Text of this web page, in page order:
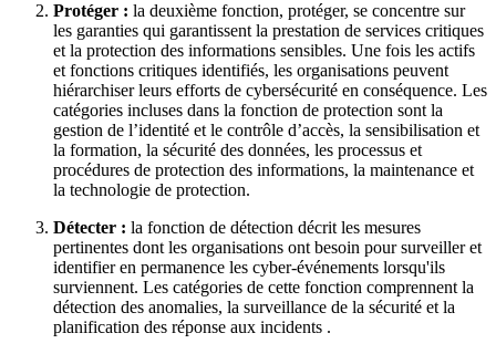
Protéger : la deuxième fonction, protéger, se concentre sur
les garanties qui garantissent la prestation de services critiques
et la protection des informations sensibles. Une fois les actifs
et fonctions critiques identifiés, les organisations peuvent
hiérarchiser leurs efforts de cybersécurité en conséquence. Les
catégories incluses dans la fonction de protection sont la
gestion de l’identité et le contrôle d’accès, la sensibilisation et
la formation, la sécurité des données, les processus et
procédures de protection des informations, la maintenance et
la technologie de protection.
Détecter : la fonction de détection décrit les mesures
pertinentes dont les organisations ont besoin pour surveiller et
identifier en permanence les cyber-événements lorsqu'ils
surviennent. Les catégories de cette fonction comprennent la
détection des anomalies, la surveillance de la sécurité et la
planification des réponse aux incidents .